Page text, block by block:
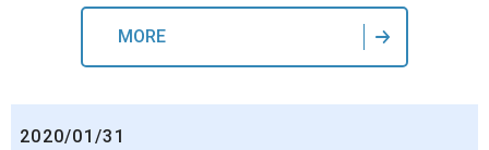
MORE
2020/01/31